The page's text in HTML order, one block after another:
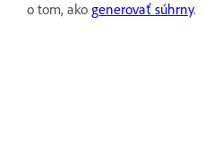
o tom, ako generovať súhrny.